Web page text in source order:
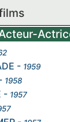
- 1959
1958
- 1957